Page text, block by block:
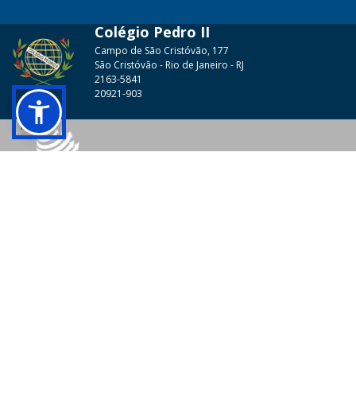
Colégio Pedro II
Campo de São Cristóvão, 177
São Cristóvão - Rio de Janeiro - RJ
2163-5841
20921-903